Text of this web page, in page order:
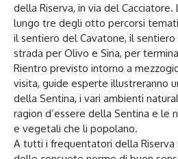
della Riserva, in via del Cacciatore.
lungo tre degli otto percorsi
il sentiero del Cavatone, il sentiero
strada per Olivo e Sina, per
Rientro previsto intorno a
visita, guide esperte illustreranno
della Sentina, i vari ambienti
ragion d’essere della Sentina e le
e vegetali che li popolano.
A tutti i frequentatori della Riserva